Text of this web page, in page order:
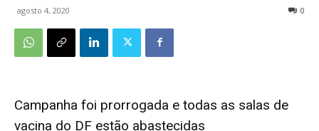
agosto 4, 2020 0
Campanha foi prorrogada e todas as salas de
vacina do DF estão abastecidas